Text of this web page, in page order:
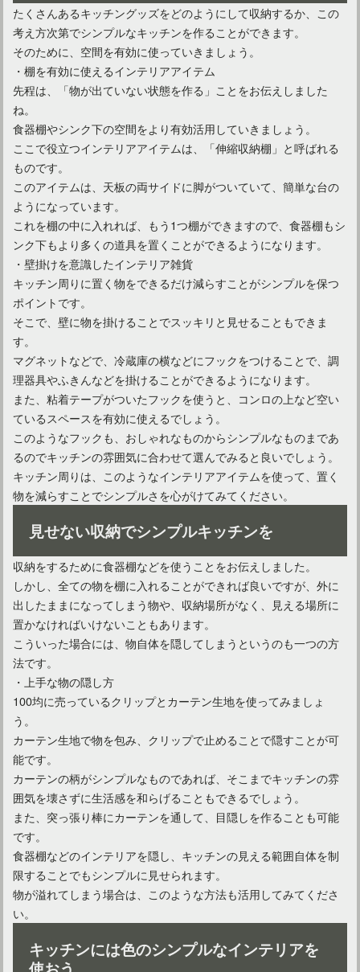
自宅のキッチンボードのおすすめ！使い勝手を意識した選択
キッチンシンクの蓋がない！代用品や100均の活用で快適に
キッチン用ゴミ箱のおすすめ3選！選び方も詳しく解説
キッチンカウンター上をおしゃれなインテリアにしよう！
キッチンにカウンターを付ける？失敗しないリフォームとは？
キッチンカウンターのタイルを貼るメリット・貼る方法を紹介
たくさんあるキッチングッズをどのようにして収納するか、この
考え方次第でシンプルなキッチンを作ることができます。
そのために、空間を有効に使っていきましょう。
・棚を有効に使えるインテリアアイテム
先程は、「物が出ていない状態を作る」ことをお伝えしました
ね。
食器棚やシンク下の空間をより有効活用していきましょう。
ここで役立つインテリアアイテムは、「伸縮収納棚」と呼ばれる
ものです。
このアイテムは、天板の両サイドに脚がついていて、簡単な台の
ようになっています。
これを棚の中に入れれば、もう1つ棚ができますので、食器棚もシ
ンク下もより多くの道具を置くことができるようになります。
・壁掛けを意識したインテリア雑貨
キッチン周りに置く物をできるだけ減らすことがシンプルを保つ
ポイントです。
そこで、壁に物を掛けることでスッキリと見せることもできま
す。
マグネットなどで、冷蔵庫の横などにフックをつけることで、調
理器具やふきんなどを掛けることができるようになります。
また、粘着テープがついたフックを使うと、コンロの上など空い
ているスペースを有効に使えるでしょう。
このようなフックも、おしゃれなものからシンプルなものまであ
るのでキッチンの雰囲気に合わせて選んでみると良いでしょう。
キッチン周りは、このようなインテリアアイテムを使って、置く
物を減らすことでシンプルさを心がけてみてください。
見せない収納でシンプルキッチンを
収納をするために食器棚などを使うことをお伝えしました。
しかし、全ての物を棚に入れることができれば良いですが、外に
出したままになってしまう物や、収納場所がなく、見える場所に
置かなければいけないこともあります。
こういった場合には、物自体を隠してしまうというのも一つの方
法です。
・上手な物の隠し方
100均に売っているクリップとカーテン生地を使ってみましょ
う。
カーテン生地で物を包み、クリップで止めることで隠すことが可
能です。
カーテンの柄がシンプルなものであれば、そこまでキッチンの雰
囲気を壊さずに生活感を和らげることもできるでしょう。
また、突っ張り棒にカーテンを通して、目隠しを作ることも可能
です。
食器棚などのインテリアを隠し、キッチンの見える範囲自体を制
限することでもシンプルに見せられます。
物が溢れてしまう場合は、このような方法も活用してみてくださ
い。
キッチンには色のシンプルなインテリアを